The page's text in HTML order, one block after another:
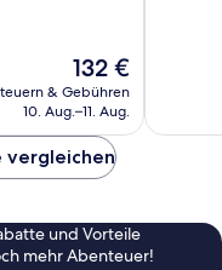
Der
Preis
beträgt
132 €
& Gebühren
10. Aug.–11. Aug.
vergleichen
und Vorteile
mehr Abenteuer!